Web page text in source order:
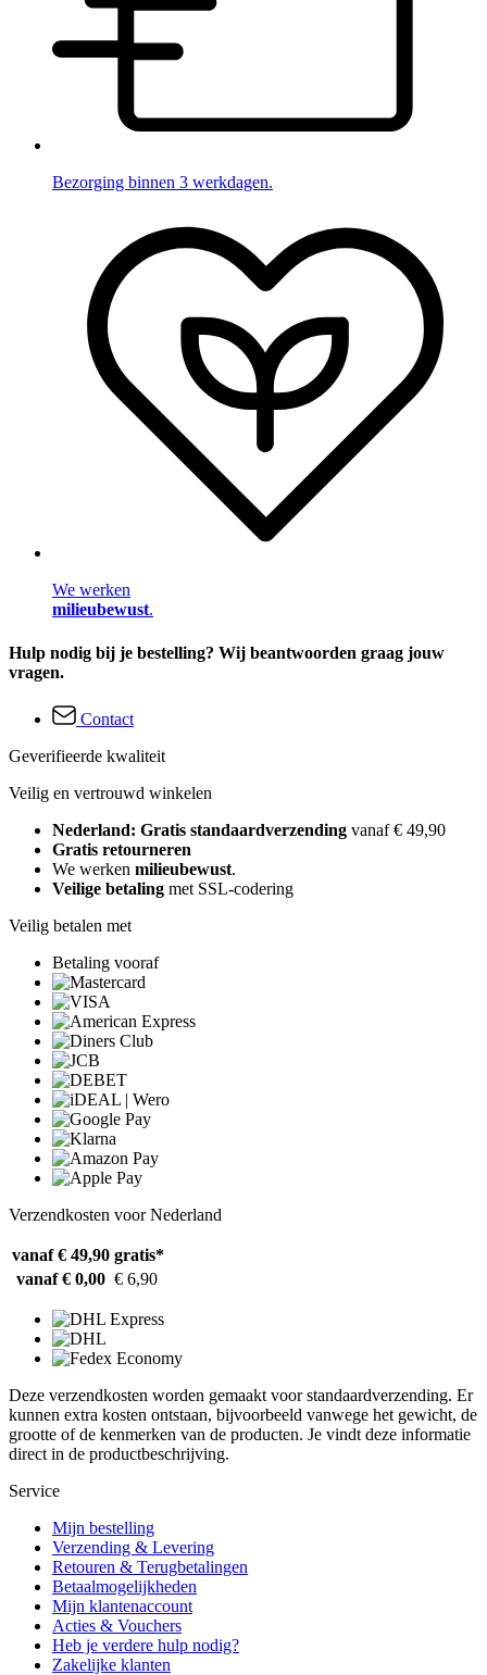
Bezorging binnen 3 werkdagen.
We werken
milieubewust.
Hulp nodig bij je bestelling? Wij beantwoorden graag jouw
vragen.
Contact
Geverifieerde kwaliteit
Veilig en vertrouwd winkelen
Nederland: Gratis standaardverzending vanaf € 49,90
Gratis retourneren
We werken milieubewust.
Veilige betaling met SSL-codering
Veilig betalen met
Betaling vooraf
Verzendkosten voor Nederland
vanaf € 49,90 gratis*
vanaf € 0,00 € 6,90
Deze verzendkosten worden gemaakt voor standaardverzending. Er
kunnen extra kosten ontstaan, bijvoorbeeld vanwege het gewicht, de
grootte of de kenmerken van de producten. Je vindt deze informatie
direct in de productbeschrijving.
Service
Mijn bestelling
Verzending & Levering
Retouren & Terugbetalingen
Betaalmogelijkheden
Mijn klantenaccount
Acties & Vouchers
Heb je verdere hulp nodig?
Zakelijke klanten